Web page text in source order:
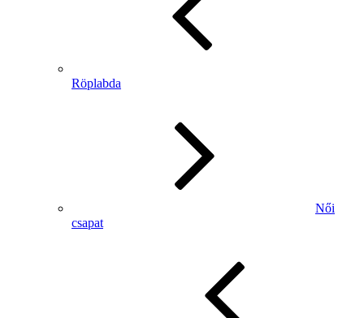
Röplabda
Női
csapat